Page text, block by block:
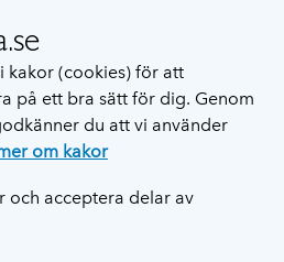
kakor (cookies) för att
på ett bra sätt för dig. Genom
du att vi använder
om kakor
och acceptera delar av